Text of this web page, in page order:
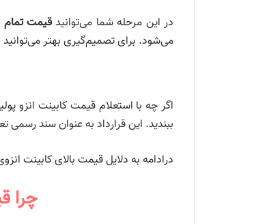
در این مرحله شما می‌توانید قیمت تمام
می‌شود. برای تصمیم‌گیری بهتر می‌توانید
اگر چه با استعلام قیمت کابینت انزو
ببندید. این قرارداد به عنوان سند
درادامه به دلایل قیمت بالای کابینت
چرا